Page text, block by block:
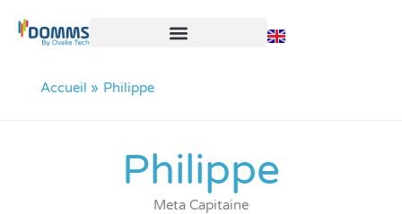
Accueil Philippe
Philippe
Meta Capitaine